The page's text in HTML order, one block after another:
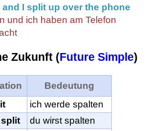
I split up over the phone
und ich haben am Telefon
Zukunft (Future Simple)
Bedeutung
ich werde spalten
du wirst spalten